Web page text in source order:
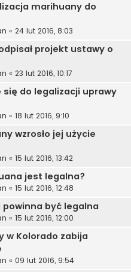
marihuany do
« 24 lut 2016, 8:03
projekt ustawy o
« 23 lut 2016, 10:17
do legalizacji uprawy
« 18 lut 2016, 9:10
wzrosło jej użycie
« 15 lut 2016, 13:42
jest legalna?
« 15 lut 2016, 12:48
być legalna
« 15 lut 2016, 12:00
w Kolorado zabija
« 09 lut 2016, 9:54